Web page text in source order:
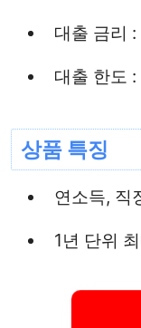
대출 금리
대출 한도
상품 특징
연소득, 직
1년 단위